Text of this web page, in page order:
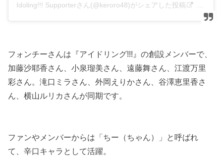
Idoling!!! Supporterさん(@keroro48)がシェアした投稿
フォンチーさんは『アイドリング!!!』の創設メンバーで、
加藤沙耶香さん、小泉瑠美さん、遠藤舞さん、江渡万里
彩さん。滝口ミラさん、外岡えりかさん、谷澤恵里香さ
ん、横山ルリカさんが同期です。
ファンやメンバーからは「ちー（ちゃん）」と呼ばれ
て、辛口キャラとして活躍。